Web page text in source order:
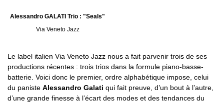
Alessandro GALATI Trio : "Seals"
Via Veneto Jazz
Le label italien Via Veneto Jazz nous a fait parvenir trois de ses
productions récentes : trois trios dans la formule piano-basse-
batterie. Voici donc le premier, ordre alphabétique impose, celui
du paniste Alessandro Galati qui fait preuve, d’un bout à l’autre,
d’une grande finesse à l’écart des modes et des tendances du